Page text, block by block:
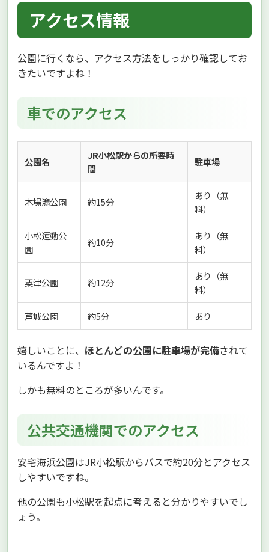
アクセス情報
公園に行くなら、アクセス方法をしっかり確認してお
きたいですよね！
車でのアクセス
公園名
JR小松駅からの所要時
間
駐車場
木場潟公園 約15分
あり（無
料）
小松運動公
園
約10分
あり（無
料）
粟津公園 約12分
あり（無
料）
芦城公園 約5分 あり
嬉しいことに、 ほとんどの公園に駐車場が完備されて
いるんですよ！
しかも無料のところが多いんです。
公共交通機関でのアクセス
安宅海浜公園はJR小松駅からバスで約20分とアクセス
しやすいですね。
他の公園も小松駅を起点に考えると分かりやすいでし
ょう。